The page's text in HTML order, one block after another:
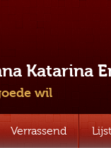
Katarina
wil
Verrassend